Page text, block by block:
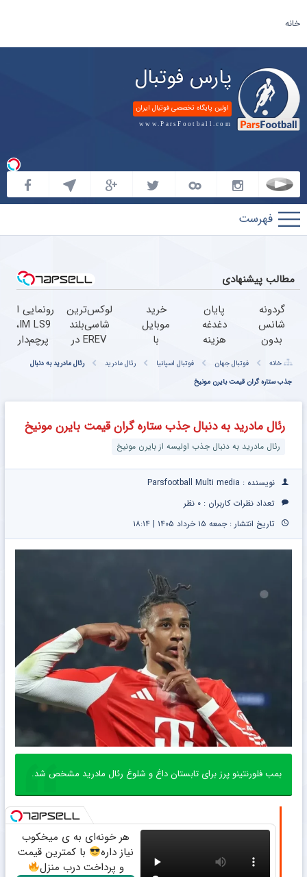
خانه
پارس فوتبال
اولین پایگاه تخصصی فوتبال ایران
www.ParsFootball.com
پارس
فوتبال
مطالب پیشنهادی
گردونه
شانس
بدون
PS5 تا
آیفون17
و بیت
پایان
دغدغه
هزینه
دندان
پزشکی
با پک
کننده
خانگی
خرید
موبایل
با
پی |
قسط
سود و
کارمزد!
لوکس‌ترین
شاسی‌بلند
EREV در
توسط نیکا
رونمایی
رونمایی از
IM LS9،
پرچم‌دار
EREV
ایران شد
خانه فوتبال جهان فوتبال اسپانیا رئال مادرید
رئال مادرید به دنبال
جذب ستاره گران قیمت بایرن مونیخ
رئال مادرید به دنبال جذب ستاره گران قیمت بایرن مونیخ
رئال مادرید به دنبال جذب اولیسه از بایرن مونیخ
نویسنده : Parsfootball Multi media
تعداد نظرات کاربران : ۰ نظر
تاریخ انتشار : جمعه ۱۵ خرداد ۱۴۰۵ | ۱۸:۱۴
بمب فلورنتینو پرز برای تابستان داغ و شلوغ رئال مادرید مشخص شد.
هر خونه‌ای به ی میخکوب
نیاز داره
با کمترین قیمت
و پرداخت درب منزل